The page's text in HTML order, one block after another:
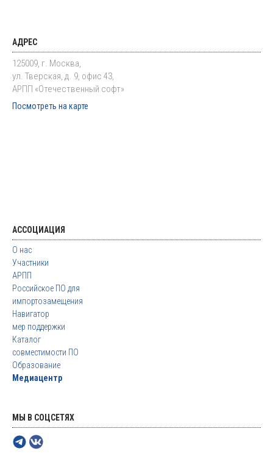
АДРЕС
125009, г. Москва,
ул. Тверская, д. 9, офис 43,
АРПП «Отечественный софт»
Посмотреть на карте
АССОЦИАЦИЯ
О нас
Участники
АРПП
Российское ПО для
импортозамещения
Навигатор
мер поддержки
Каталог
совместимости ПО
Образование
Медиацентр
МЫ В СОЦСЕТЯХ